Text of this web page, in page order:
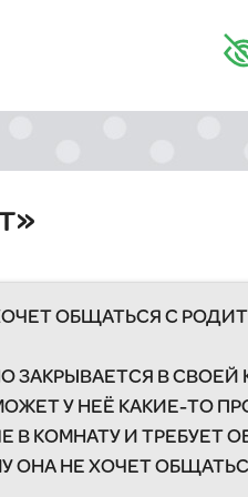
ОБЩАТЬСЯ С
ЗАКРЫВАЕТСЯ В
У НЕЁ КАКИЕ-ТО
В КОМНАТУ И ТРЕБУЕТ
ОНА НЕ ХОЧЕТ